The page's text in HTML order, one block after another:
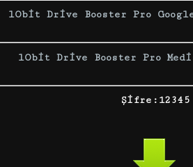
lObit Drive Booster Pro
lObit Drive Booster Pro
Şifre:12345